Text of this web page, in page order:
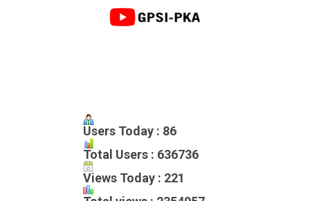
Users Today : 86
Total Users : 636736
Views Today : 221